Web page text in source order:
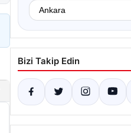
Bizi Takip Edin